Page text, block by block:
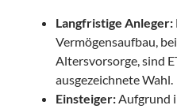
Langfristige Anleger:
Vermögensaufbau,
Altersvorsorge, sind
ausgezeichnete Wahl.
Einsteiger:Aufgrund